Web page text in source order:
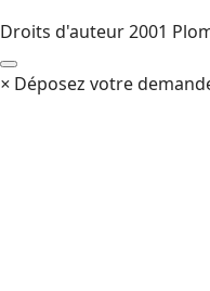
Droits d'auteur 2001
× Déposez votre